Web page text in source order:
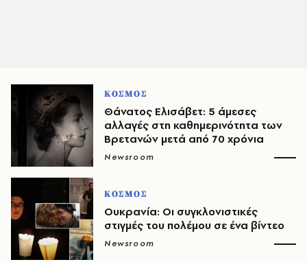
ΚΟΣΜΟΣ
Θάνατος Ελισάβετ: 5 άμεσες
αλλαγές στη καθημερινότητα των
Βρετανών μετά από 70 χρόνια
Newsroom
ΚΟΣΜΟΣ
Ουκρανία: Οι συγκλονιστικές
στιγμές του πολέμου σε ένα βίντεο
Newsroom